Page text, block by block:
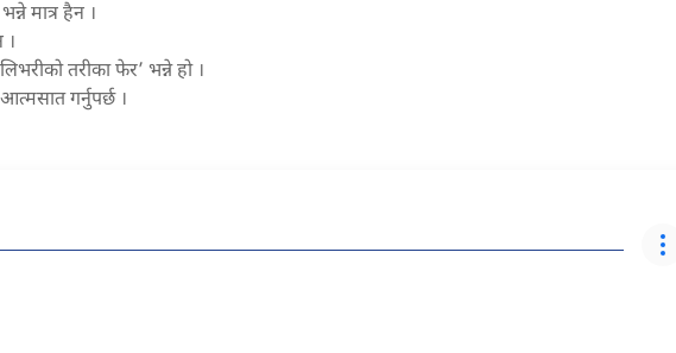
मात्र हैन ।
।
तरीका फेर’ भन्ने हो ।
गर्नुपर्छ ।